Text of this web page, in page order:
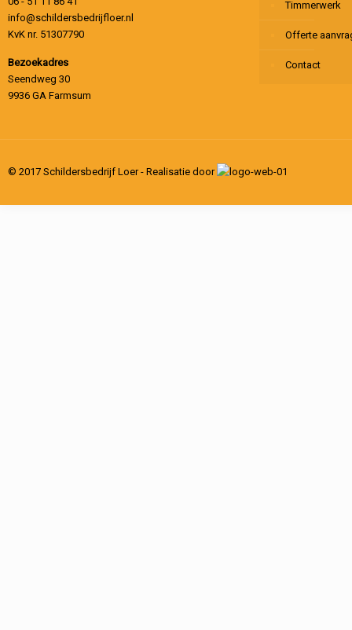
info@schildersbedrijfloer.nl
KvK nr. 51307790
Bezoekadres
Seendweg 30
9936 GA Farmsum
Timmerwerk
Offerte
Contact
© 2017 Schildersbedrijf Loer - Realisatie door